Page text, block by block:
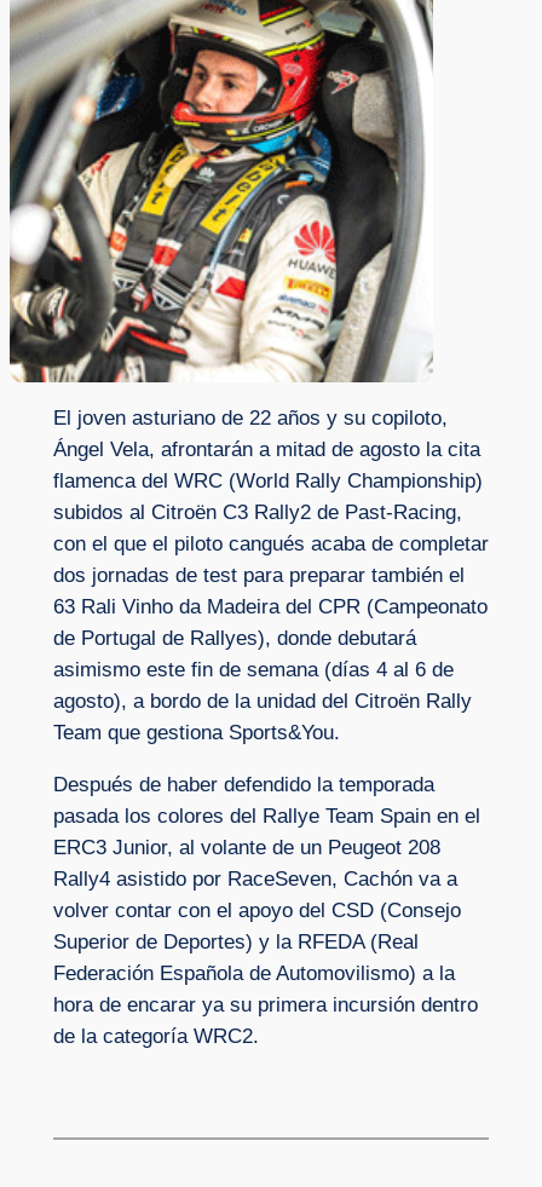
El joven asturiano de 22 años y su copiloto,
Ángel Vela, afrontarán a mitad de agosto la cita
flamenca del WRC (World Rally Championship)
subidos al Citroën C3 Rally2 de Past-Racing,
con el que el piloto cangués acaba de completar
dos jornadas de test para preparar también el
63 Rali Vinho da Madeira del CPR (Campeonato
de Portugal de Rallyes), donde debutará
asimismo este fin de semana (días 4 al 6 de
agosto), a bordo de la unidad del Citroën Rally
Team que gestiona Sports&You.
Después de haber defendido la temporada
pasada los colores del Rallye Team Spain en el
ERC3 Junior, al volante de un Peugeot 208
Rally4 asistido por RaceSeven, Cachón va a
volver contar con el apoyo del CSD (Consejo
Superior de Deportes) y la RFEDA (Real
Federación Española de Automovilismo) a la
hora de encarar ya su primera incursión dentro
de la categoría WRC2.